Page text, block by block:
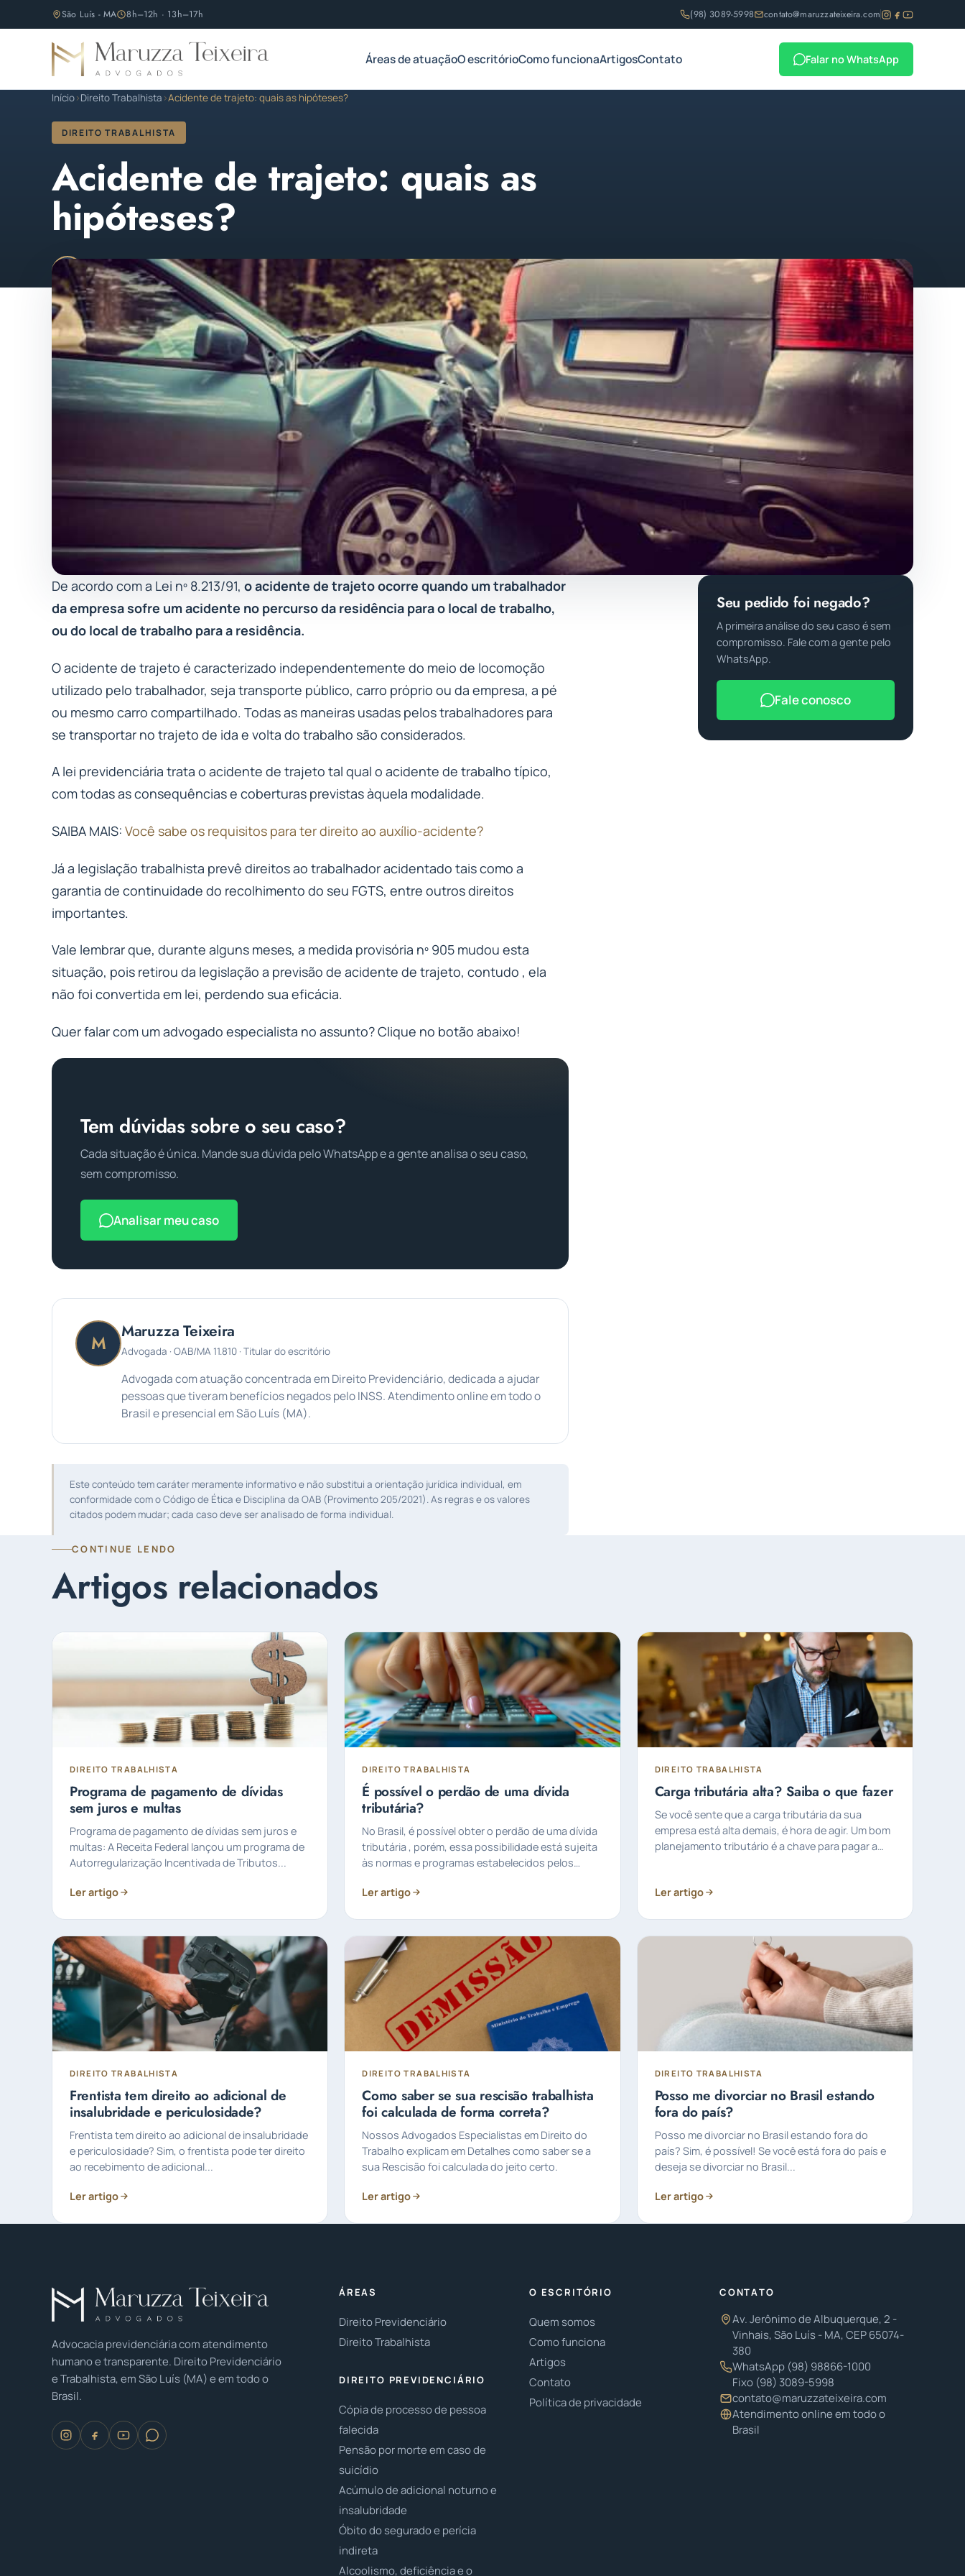
São Luís - MA 8h–12h · 13h–17h (98) 3089-5998 contato@maruzzateixeira.com
Áreas de atuaçãoO escritórioComo funcionaArtigosContato Falar no WhatsApp
Início›Direito Trabalhista ›Acidente de trajeto: quais as hipóteses?
DIREITO TRABALHISTA
Acidente de trajeto: quais as
hipóteses?
M Maruzza Teixeira
OAB/MA 11.810
Publicado em 12 de abril de 2023 1 min de leitura
De acordo com a Lei nº 8.213/91, o acidente de trajeto ocorre quando um trabalhador
da empresa sofre um acidente no percurso da residência para o local de trabalho,
ou do local de trabalho para a residência.
O acidente de trajeto é caracterizado independentemente do meio de locomoção
utilizado pelo trabalhador, seja transporte público, carro próprio ou da empresa, a pé
ou mesmo carro compartilhado. Todas as maneiras usadas ​​pelos trabalhadores para
se transportar no trajeto de ida e volta do trabalho são considerados.
A lei previdenciária trata o acidente de trajeto tal qual o acidente de trabalho típico,
com todas as consequências e coberturas previstas àquela modalidade.
SAIBA MAIS: Você sabe os requisitos para ter direito ao auxílio-acidente?
Já a legislação trabalhista prevê direitos ao trabalhador acidentado tais como a
garantia de continuidade do recolhimento do seu FGTS, entre outros direitos
importantes.
Vale lembrar que, durante alguns meses, a medida provisória nº 905 mudou esta
situação, pois retirou da legislação a previsão de acidente de trajeto, contudo , ela
não foi convertida em lei, perdendo sua eficácia.
Quer falar com um advogado especialista no assunto? Clique no botão abaixo!
Tem dúvidas sobre o seu caso?
Cada situação é única. Mande sua dúvida pelo WhatsApp e a gente analisa o seu caso,
sem compromisso.
Analisar meu caso
M Maruzza Teixeira
Advogada · OAB/MA 11.810 · Titular do escritório
Advogada com atuação concentrada em Direito Previdenciário, dedicada a ajudar
pessoas que tiveram benefícios negados pelo INSS. Atendimento online em todo o
Brasil e presencial em São Luís (MA).
Este conteúdo tem caráter meramente informativo e não substitui a orientação jurídica individual, em
conformidade com o Código de Ética e Disciplina da OAB (Provimento 205/2021). As regras e os valores
citados podem mudar; cada caso deve ser analisado de forma individual.
Seu pedido foi negado?
A primeira análise do seu caso é sem
compromisso. Fale com a gente pelo
WhatsApp.
Fale conosco
CONTINUE LENDO
Artigos relacionados
DIREITO TRABALHISTA
Programa de pagamento de dívidas
sem juros e multas
Programa de pagamento de dívidas sem juros e
multas: A Receita Federal lançou um programa de
Autorregularização Incentivada de Tributos...
Ler artigo
DIREITO TRABALHISTA
É possível o perdão de uma dívida
tributária?
No Brasil, é possível obter o perdão de uma dívida
tributária , porém, essa possibilidade está sujeita
às normas e programas estabelecidos pelos
Ler artigo
DIREITO TRABALHISTA
Carga tributária alta? Saiba o que fazer
Se você sente que a carga tributária da sua
empresa está alta demais, é hora de agir. Um bom
planejamento tributário é a chave para pagar a
Ler artigo
DIREITO TRABALHISTA
Frentista tem direito ao adicional de
insalubridade e periculosidade?
Frentista tem direito ao adicional de insalubridade
e periculosidade? Sim, o frentista pode ter direito
ao recebimento de adicional...
Ler artigo
DIREITO TRABALHISTA
Como saber se sua rescisão trabalhista
foi calculada de forma correta?
Nossos Advogados Especialistas em Direito do
Trabalho explicam em Detalhes como saber se a
sua Rescisão foi calculada do jeito certo.
Ler artigo
DIREITO TRABALHISTA
Posso me divorciar no Brasil estando
fora do país?
Posso me divorciar no Brasil estando fora do
país? Sim, é possível! Se você está fora do país e
deseja se divorciar no Brasil...
Ler artigo
Advocacia previdenciária com atendimento
humano e transparente. Direito Previdenciário
e Trabalhista, em São Luís (MA) e em todo o
Brasil.
ÁREAS
Direito Previdenciário
Direito Trabalhista
DIREITO PREVIDENCIÁRIO
Cópia de processo de pessoa
falecida
Pensão por morte em caso de
suicídio
Acúmulo de adicional noturno e
insalubridade
Óbito do segurado e perícia
indireta
Alcoolismo, deficiência e o
O ESCRITÓRIO
Quem somos
Como funciona
Artigos
Contato
Política de privacidade
CONTATO
Av. Jerônimo de Albuquerque, 2 -
Vinhais, São Luís - MA, CEP 65074-
380
WhatsApp (98) 98866-1000
Fixo (98) 3089-5998
contato@maruzzateixeira.com
Atendimento online em todo o
Brasil